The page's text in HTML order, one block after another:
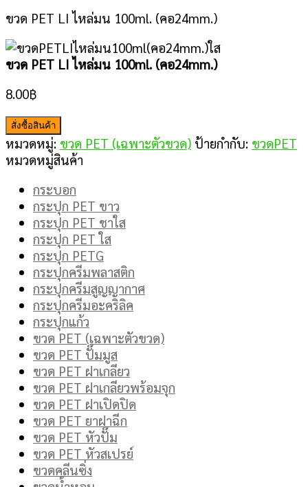
ขวด PET LI ไหล่มน 100ml. (คอ24mm.)
ขวด PET LI ไหล่มน 100ml. (คอ24mm.)
8.00฿
สั่งซื้อสินค้า
หมวดหมู่: ขวด PET (เฉพาะตัวขวด) ป้ายกำกับ: ขวดPET
หมวดหมู่สินค้า
กระบอก
กระปุก PET ขาว
กระปุก PET ชาใส
กระปุก PET ใส
กระปุก PETG
กระปุกครีมพลาสติก
กระปุกครีมสูญญากาศ
กระปุกครีมอะคริลิค
กระปุกแก้ว
ขวด PET (เฉพาะตัวขวด)
ขวด PET ปั๊มมูส
ขวด PET ฝาเกลียว
ขวด PET ฝาเกลียวพร้อมจุก
ขวด PET ฝาเปิดปิด
ขวด PET ยาฝาฉีก
ขวด PET หัวปั๊ม
ขวด PET หัวสเปรย์
ขวดคลีนซิ่ง